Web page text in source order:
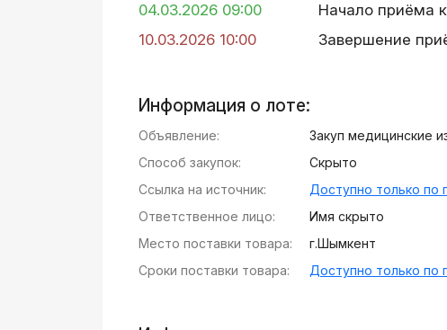
04.03.2026 09:00
Начало приёма
10.03.2026 10:00
Завершение
Информация о лоте:
Объявление:
Закуп медицинские
Способ закупок:
Скрыто
Ссылка на источник:
Доступно только по
Ответственное лицо:
Имя скрыто
Место поставки товара:
г.Шымкент
Сроки поставки товара:
Доступно только по